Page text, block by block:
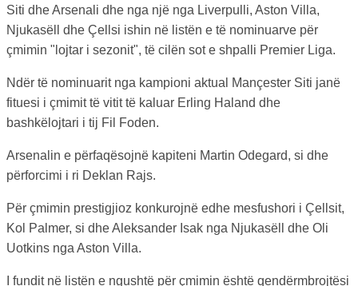
Siti dhe Arsenali dhe nga një nga Liverpulli, Aston Villa,
Njukasëll dhe Çellsi ishin në listën e të nominuarve për
çmimin "lojtar i sezonit", të cilën sot e shpalli Premier Liga.
Ndër të nominuarit nga kampioni aktual Mançester Siti janë
fituesi i çmimit të vitit të kaluar Erling Haland dhe
bashkëlojtari i tij Fil Foden.
Arsenalin e përfaqësojnë kapiteni Martin Odegard, si dhe
përforcimi i ri Deklan Rajs.
Për çmimin prestigjioz konkurojnë edhe mesfushori i Çellsit,
Kol Palmer, si dhe Aleksander Isak nga Njukasëll dhe Oli
Uotkins nga Aston Villa.
I fundit në listën e ngushtë për çmimin është qendërmbrojtësi